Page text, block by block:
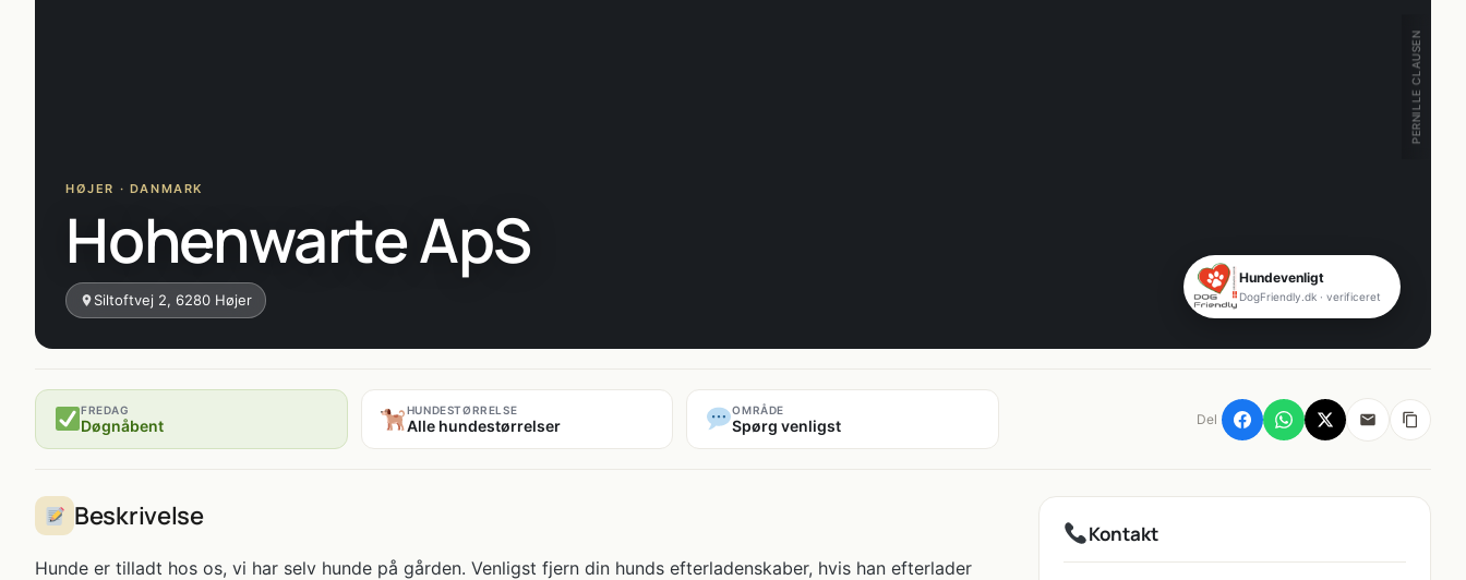
HØJER · DANMARK
Hohenwarte ApS
Siltoftvej 2, 6280 Højer
Hundevenligt
DogFriendly.dk · verificeret
PERNILLE CLAUSEN
FREDAG
Døgnåbent
HUNDESTØRRELSE
Alle hundestørrelser
OMRÅDE
Spørg venligst Del
Beskrivelse
Hunde er tilladt hos os, vi har selv hunde på gården. Venligst fjern din hunds efterladenskaber, hvis han efterlader
Kontakt